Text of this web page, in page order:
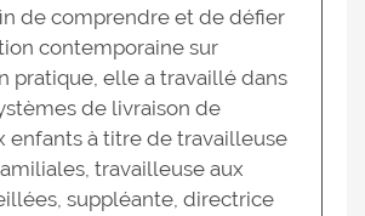
de comprendre et de défier
contemporaine sur
pratique, elle a travaillé dans
de livraison de
enfants à titre de travailleuse
travailleuse aux
suppléante, directrice